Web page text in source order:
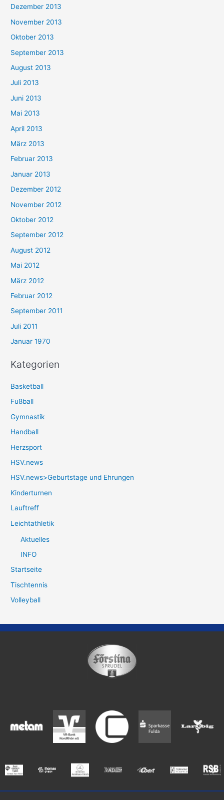
Dezember 2013
November 2013
Oktober 2013
September 2013
August 2013
Juli 2013
Juni 2013
Mai 2013
April 2013
März 2013
Februar 2013
Januar 2013
Dezember 2012
November 2012
Oktober 2012
September 2012
August 2012
Mai 2012
März 2012
Februar 2012
September 2011
Juli 2011
Januar 1970
Kategorien
Basketball
Fußball
Gymnastik
Handball
Herzsport
HSV.news
HSV.news>Geburtstage und Ehrungen
Kinderturnen
Lauftreff
Leichtathletik
Aktuelles
INFO
Startseite
Tischtennis
Volleyball